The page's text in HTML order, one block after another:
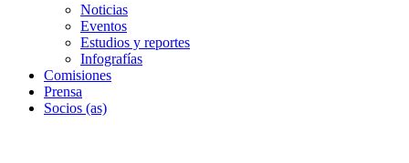
Noticias
Eventos
Estudios y reportes
Infografías
Comisiones
Prensa
Socios (as)